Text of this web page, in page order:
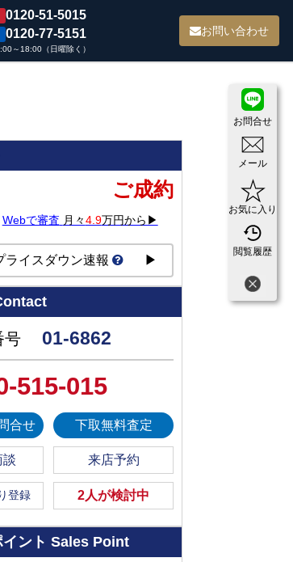
0120-51-5015
0120-77-5151
～18:00（日曜除く）
お問い合わせ
お問合せ
メール
お気に入り
閲覧履歴
ご成約
Webで審査 月々4.9万円から▶
ライスダウン速報 ▶
号 01-6862
515-015
合せ 下取無料査定
談 来店予約
登録 2人が検討中
ント Sales Point